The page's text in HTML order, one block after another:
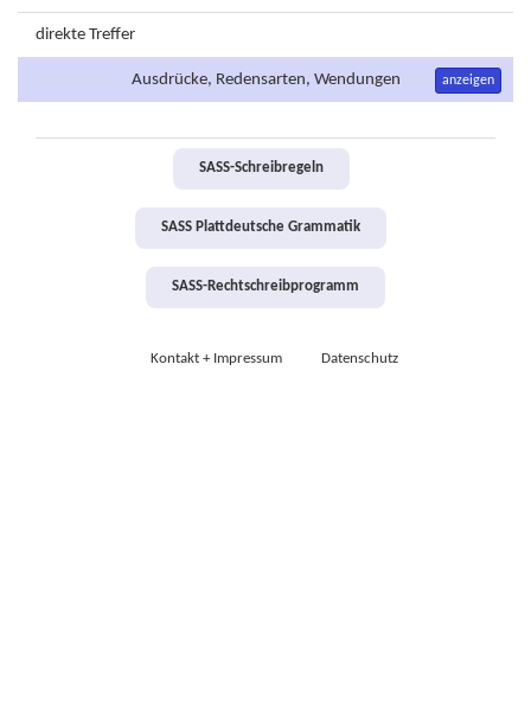
direkte Treffer
Ausdrücke, Redensarten, Wendungen anzeigen
SASS-Schreibregeln
SASS Plattdeutsche Grammatik
SASS-Rechtschreibprogramm
Kontakt + Impressum Datenschutz